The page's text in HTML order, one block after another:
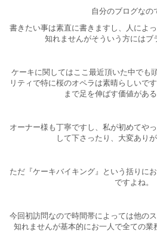
自分のブログなの
書きたい事は素直に書きますし、人によ
知れませんがそういう方にはブ
ケーキに関してはここ最近頂いた中でも
リティで特に桜のオペラは素晴らしいで
まで足を伸ばす価値がある
オーナー様も丁寧ですし、私が初めてや
して下さったり、大変ありが
ただ『ケーキバイキング』という括りに
ですよね。
今回初訪問なので時間帯によっては他の
知れませんが基本的にお一人で全ての業